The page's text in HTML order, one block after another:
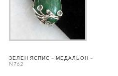
ЗЕЛЕН ЯСПИС – МЕДАЛЬОН –
N762